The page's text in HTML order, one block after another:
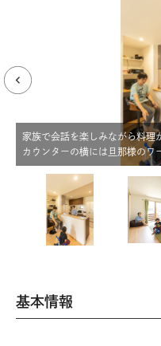
家族で会話を楽しみながら料理
カウンターの横には旦那様のワ
基本情報